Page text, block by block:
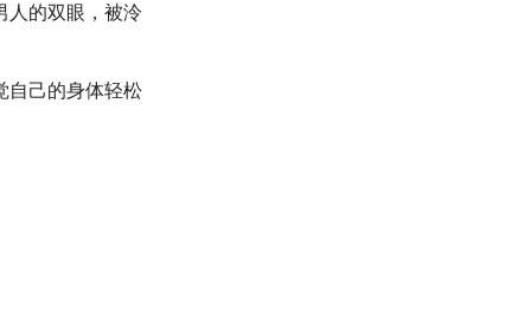
人的双眼，被泠
自己的身体轻松